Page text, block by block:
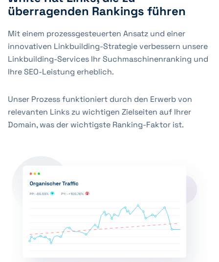
überragenden Rankings führen
Mit einem prozessgesteuerten Ansatz und einer
innovativen Linkbuilding-Strategie verbessern unsere
Linkbuilding-Services Ihr Suchmaschinenranking und
Ihre SEO-Leistung erheblich.
Unser Prozess funktioniert durch den Erwerb von
relevanten Links zu wichtigen Zielseiten auf Ihrer
Domain, was der wichtigste Ranking-Faktor ist.